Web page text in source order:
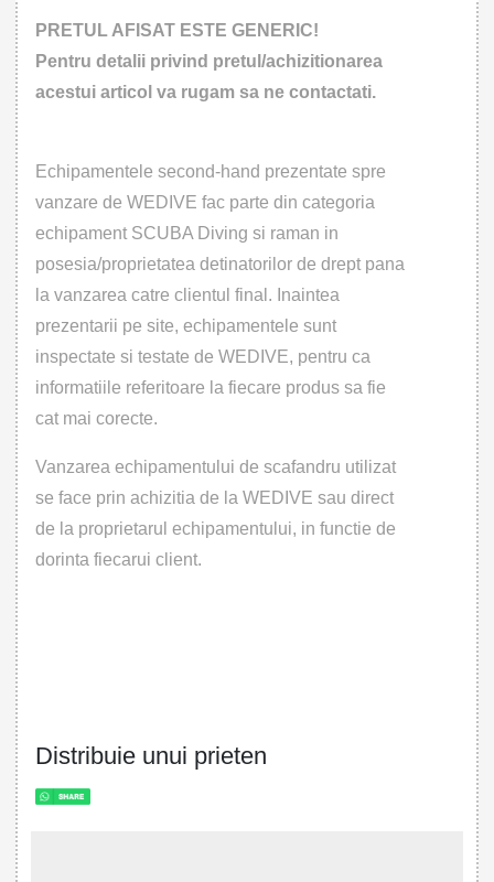
PRETUL AFISAT ESTE GENERIC!
Pentru detalii privind pretul/achizitionarea
acestui articol va rugam sa ne contactati.
Echipamentele second-hand prezentate spre
vanzare de WEDIVE fac parte din categoria
echipament SCUBA Diving si raman in
posesia/proprietatea detinatorilor de drept pana
la vanzarea catre clientul final. Inaintea
prezentarii pe site, echipamentele sunt
inspectate si testate de WEDIVE, pentru ca
informatiile referitoare la fiecare produs sa fie
cat mai corecte.
Vanzarea echipamentului de scafandru utilizat
se face prin achizitia de la WEDIVE sau direct
de la proprietarul echipamentului, in functie de
dorinta fiecarui client.
Distribuie unui prieten